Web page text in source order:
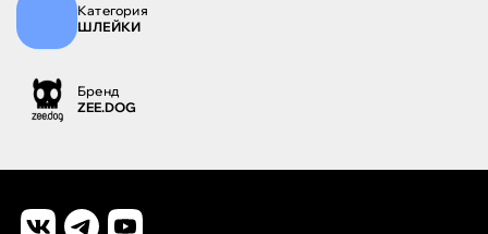
Категория
ШЛЕЙКИ
Бренд
ZEE.DOG